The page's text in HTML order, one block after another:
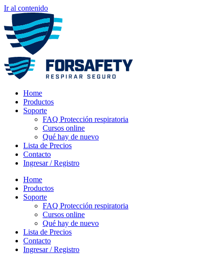
Ir al contenido
Home
Productos
Soporte
FAQ Protección respiratoria
Cursos online
Qué hay de nuevo
Lista de Precios
Contacto
Ingresar / Registro
Home
Productos
Soporte
FAQ Protección respiratoria
Cursos online
Qué hay de nuevo
Lista de Precios
Contacto
Ingresar / Registro